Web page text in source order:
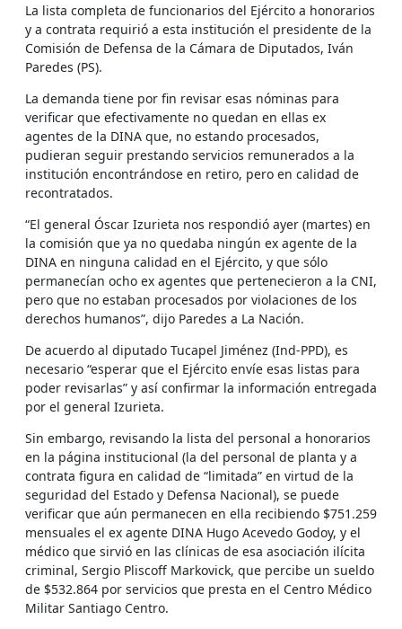
La lista completa de funcionarios del Ejército a honorarios
y a contrata requirió a esta institución el presidente de la
Comisión de Defensa de la Cámara de Diputados, Iván
Paredes (PS).
La demanda tiene por fin revisar esas nóminas para
verificar que efectivamente no quedan en ellas ex
agentes de la DINA que, no estando procesados,
pudieran seguir prestando servicios remunerados a la
institución encontrándose en retiro, pero en calidad de
recontratados.
“El general Óscar Izurieta nos respondió ayer (martes) en
la comisión que ya no quedaba ningún ex agente de la
DINA en ninguna calidad en el Ejército, y que sólo
permanecían ocho ex agentes que pertenecieron a la CNI,
pero que no estaban procesados por violaciones de los
derechos humanos”, dijo Paredes a La Nación.
De acuerdo al diputado Tucapel Jiménez (Ind-PPD), es
necesario “esperar que el Ejército envíe esas listas para
poder revisarlas” y así confirmar la información entregada
por el general Izurieta.
Sin embargo, revisando la lista del personal a honorarios
en la página institucional (la del personal de planta y a
contrata figura en calidad de “limitada” en virtud de la
seguridad del Estado y Defensa Nacional), se puede
verificar que aún permanecen en ella recibiendo $751.259
mensuales el ex agente DINA Hugo Acevedo Godoy, y el
médico que sirvió en las clínicas de esa asociación ilícita
criminal, Sergio Pliscoff Markovick, que percibe un sueldo
de $532.864 por servicios que presta en el Centro Médico
Militar Santiago Centro.